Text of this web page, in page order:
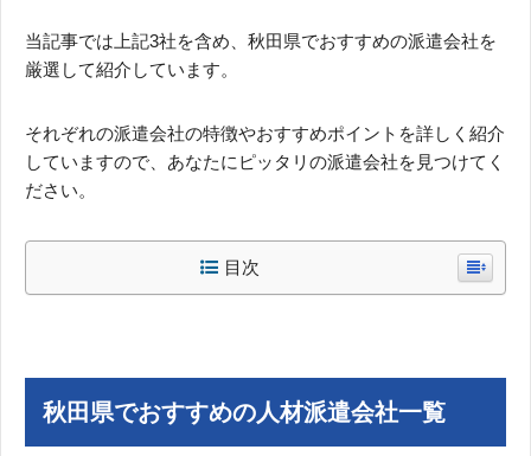
当記事では上記3社を含め、秋田県でおすすめの派遣会社を
厳選して紹介しています。
それぞれの派遣会社の特徴やおすすめポイントを詳しく紹介
していますので、あなたにピッタリの派遣会社を見つけてく
ださい。
目次
秋田県でおすすめの人材派遣会社一覧